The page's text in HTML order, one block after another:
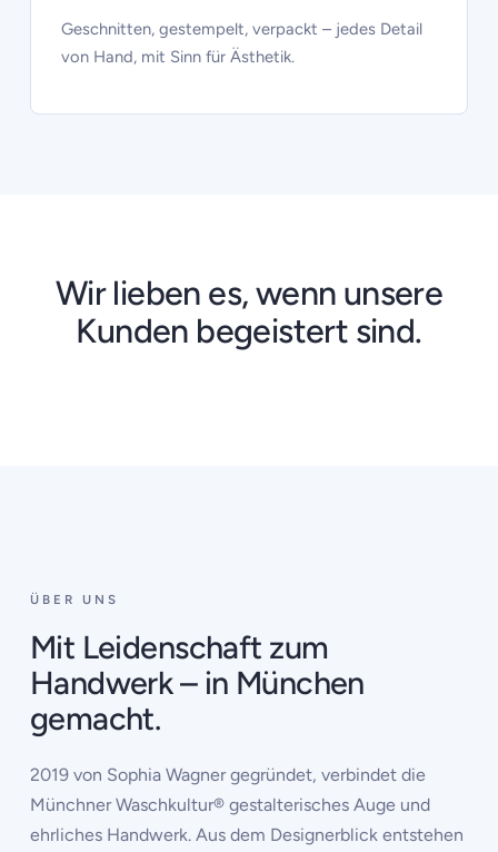
Geschnitten, gestempelt, verpackt – jedes Detail
von Hand, mit Sinn für Ästhetik.
Wir lieben es, wenn unsere
Kunden begeistert sind.
ÜBER UNS
Mit Leidenschaft zum
Handwerk – in München
gemacht.
2019 von Sophia Wagner gegründet, verbindet die
Münchner Waschkultur® gestalterisches Auge und
ehrliches Handwerk. Aus dem Designerblick entstehen